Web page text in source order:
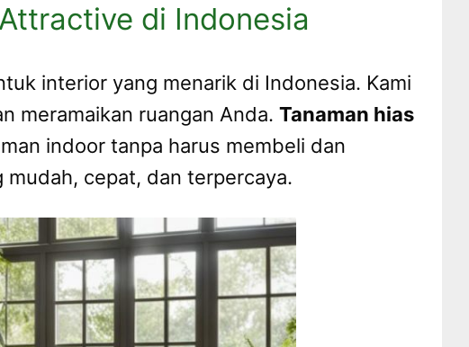
di Indonesia
interior yang menarik di Indonesia. Kami
meramaikan ruangan Anda. Tanaman hias
indoor tanpa harus membeli dan
mudah, cepat, dan terpercaya.